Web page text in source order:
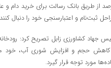
از طریق بانک رسالت برای خرید دام و
ثبت‌نام و اعتبارسنجی خود را دنبال
جهاد کشاورزی زابل تصریح کرد:
حجم و افزایش شوری آب، خود
مورد توجه قرار گیرد.